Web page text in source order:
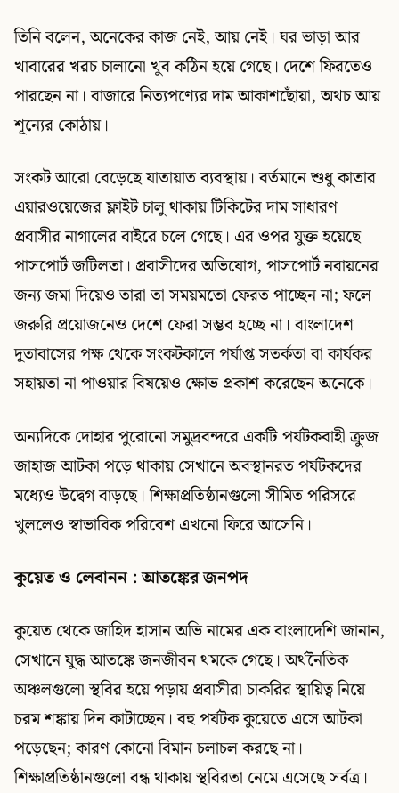
তিনি বলেন, অনেকের কাজ নেই, আয় নেই। ঘর ভাড়া আর
খাবারের খরচ চালানো খুব কঠিন হয়ে গেছে। দেশে ফিরতেও
পারছেন না। বাজারে নিত্যপণ্যের দাম আকাশছোঁয়া, অথচ আয়
শূন্যের কোঠায়।
সংকট আরো বেড়েছে যাতায়াত ব্যবস্থায়। বর্তমানে শুধু কাতার
এয়ারওয়েজের ফ্লাইট চালু থাকায় টিকিটের দাম সাধারণ
প্রবাসীর নাগালের বাইরে চলে গেছে। এর ওপর যুক্ত হয়েছে
পাসপোর্ট জটিলতা। প্রবাসীদের অভিযোগ, পাসপোর্ট নবায়নের
জন্য জমা দিয়েও তারা তা সময়মতো ফেরত পাচ্ছেন না; ফলে
জরুরি প্রয়োজনেও দেশে ফেরা সম্ভব হচ্ছে না। বাংলাদেশ
দূতাবাসের পক্ষ থেকে সংকটকালে পর্যাপ্ত সতর্কতা বা কার্যকর
সহায়তা না পাওয়ার বিষয়েও ক্ষোভ প্রকাশ করেছেন অনেকে।
অন্যদিকে দোহার পুরোনো সমুদ্রবন্দরে একটি পর্যটকবাহী ক্রুজ
জাহাজ আটকা পড়ে থাকায় সেখানে অবস্থানরত পর্যটকদের
মধ্যেও উদ্বেগ বাড়ছে। শিক্ষাপ্রতিষ্ঠানগুলো সীমিত পরিসরে
খুললেও স্বাভাবিক পরিবেশ এখনো ফিরে আসেনি।
কুয়েত ও লেবানন : আতঙ্কের জনপদ
কুয়েত থেকে জাহিদ হাসান অভি নামের এক বাংলাদেশি জানান,
সেখানে যুদ্ধ আতঙ্কে জনজীবন থমকে গেছে। অর্থনৈতিক
অঞ্চলগুলো স্থবির হয়ে পড়ায় প্রবাসীরা চাকরির স্থায়িত্ব নিয়ে
চরম শঙ্কায় দিন কাটাচ্ছেন। বহু পর্যটক কুয়েতে এসে আটকা
পড়েছেন; কারণ কোনো বিমান চলাচল করছে না।
শিক্ষাপ্রতিষ্ঠানগুলো বন্ধ থাকায় স্থবিরতা নেমে এসেছে সর্বত্র।